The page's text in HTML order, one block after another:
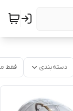
دسته‌بندی فقط